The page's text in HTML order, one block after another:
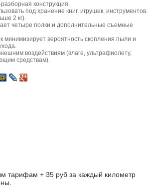
конструкция.
под хранение книг, игрушек, инструментов.
2 кг).
четыре полки и дополнительные съемные
минимизирует вероятность скопления пыли и
воздействиям (влаге, ультрафиолету,
средствам).
тарифам + 35 руб за каждый километр